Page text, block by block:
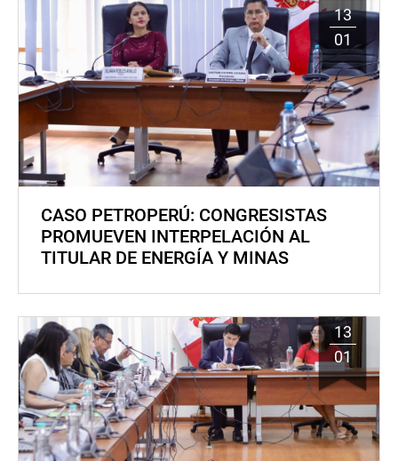
13
01
CASO PETROPERÚ: CONGRESISTAS
PROMUEVEN INTERPELACIÓN AL
TITULAR DE ENERGÍA Y MINAS
13
01